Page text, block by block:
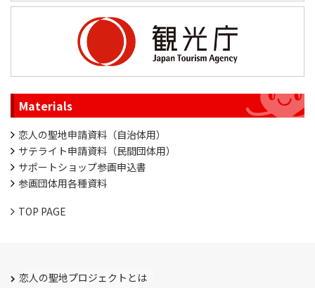
Materials
恋人の聖地申請資料（自治体用）
サテライト申請資料（民間団体用）
サポートショップ参画申込書
参画団体用各種資料
TOP PAGE
恋人の聖地プロジェクトとは